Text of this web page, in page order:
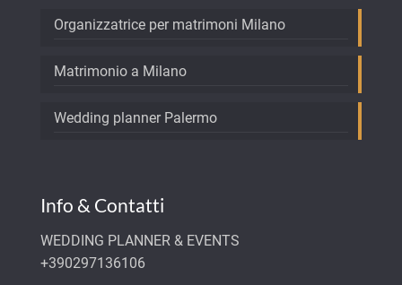
Organizzatrice per matrimoni Milano
Matrimonio a Milano
Wedding planner Palermo
Info & Contatti
WEDDING PLANNER & EVENTS
+390297136106